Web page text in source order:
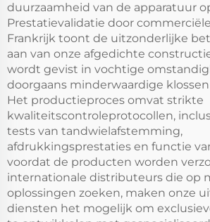
duurzaamheid van de apparatuur
Prestatievalidatie door
Frankrijk toont de uitzonderlijke
aan van onze afgedichte
wordt gevist in vochtige
doorgaans minderwaardige
Het productieproces omvat strikte
kwaliteitscontroleprotocollen,
tests van tandwielafstemming,
afdrukkingsprestaties en functie
voordat de producten worden
internationale distributeurs die op
oplossingen zoeken, maken onze
diensten het mogelijk om